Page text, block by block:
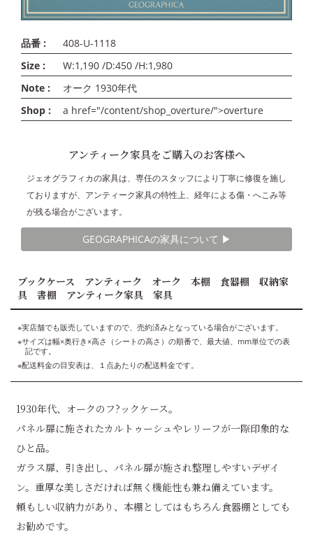
品番 :
408-U-1118
Size :
W:1,190 /D:450 /H:1,980
Note :
オーク 1930年代
Shop :
a href="/content/shop_overture/">overture
アンティーク家具をご購入のお客様へ
ジェオグラフィカの家具は、専任のスタッフにより丁寧に修復を施し
ておりますが、アンティーク家具の特性上、経年による傷・へこみ等
が残る場合がございます。
GEOGRAPHICAの家具について ▶︎
ブックケース アンティーク オーク 本棚 食器棚 収納家
具 書棚 アンティーク家具 家具
※実店舗でも販売していますので、売約済みとなっている場合がございます。
※サイズは幅×奥行き×高さ（シートの高さ）の順番で、最大値、mm単位での表
記です。
※配送料金の目安表は、１点あたりの配送料金です。
1930年代、オークのフ?ックケース。
パネル扉に施されたカルトゥーシュやレリーフが一際印象的な
ひと品。
ガラス扉、引き出し、パネル扉が施され整理しやすいデザイ
ン。重厚な美しさだければ無く機能性も兼ね備えています。
頼もしい収納力があり、本棚としてはもちろん食器棚としても
お勧めです。